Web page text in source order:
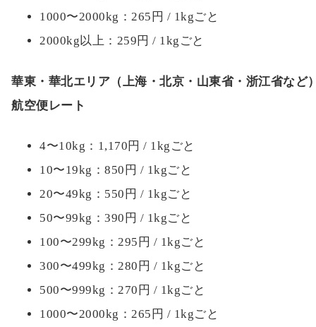
1000〜2000kg：265円 / 1kgごと
2000kg以上：259円 / 1kgごと
華東・華北エリア（上海・北京・山東省・浙江省など
航空便レート
4〜10kg：1,170円 / 1kgごと
10〜19kg：850円 / 1kgごと
20〜49kg：550円 / 1kgごと
50〜99kg：390円 / 1kgごと
100〜299kg：295円 / 1kgごと
300〜499kg：280円 / 1kgごと
500〜999kg：270円 / 1kgごと
1000〜2000kg：265円 / 1kgごと